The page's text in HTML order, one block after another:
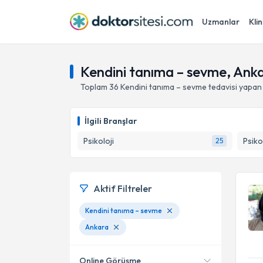
Uzmanlar
Kendini tanıma – sevme,
Toplam 36 Kendini tanıma – sevme tedavisi
İlgili Branşlar
Psikoloji
25
Aktif Filtreler
Kendini tanıma – sevme
Ankara
Online Görüşme